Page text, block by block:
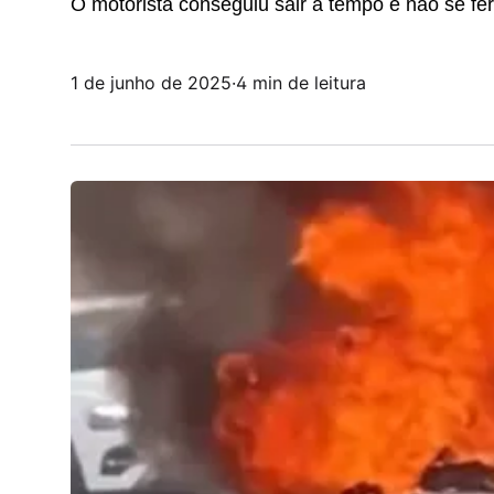
O motorista conseguiu sair a tempo e não se
1 de junho de 2025·4 min de leitura